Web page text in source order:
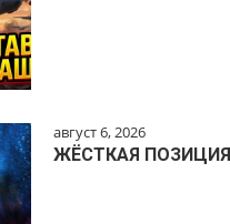
август 6, 2026
ЖЁСТКАЯ